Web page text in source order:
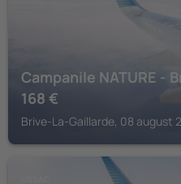
Campanile NATURE -
168 €
Brive-La-Gaillarde, 08 august